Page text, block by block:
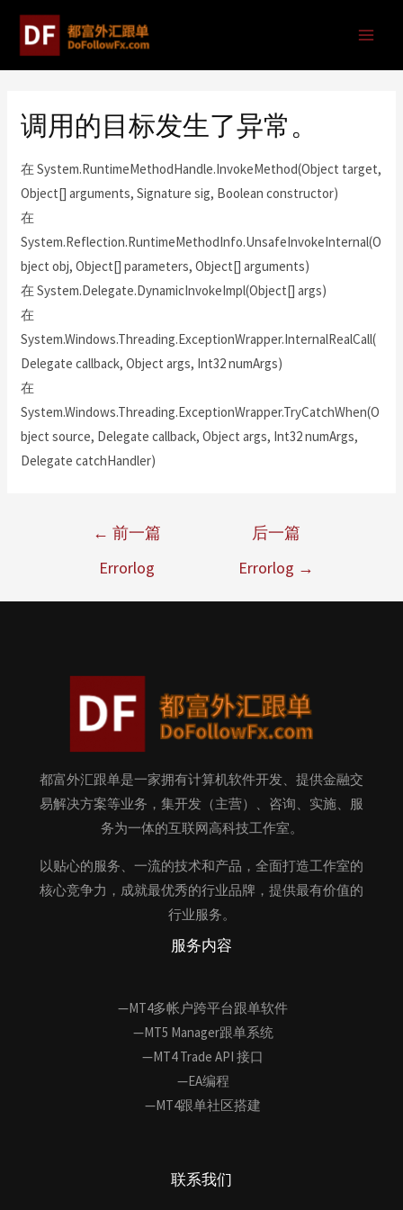
调用的目标发生了异常。
在 System.RuntimeMethodHandle.InvokeMethod(Object target,
Object[] arguments, Signature sig, Boolean constructor)
在
System.Reflection.RuntimeMethodInfo.UnsafeInvokeInternal(O
bject obj, Object[] parameters, Object[] arguments)
在 System.Delegate.DynamicInvokeImpl(Object[] args)
在
System.Windows.Threading.ExceptionWrapper.InternalRealCall(
Delegate callback, Object args, Int32 numArgs)
在
System.Windows.Threading.ExceptionWrapper.TryCatchWhen(O
bject source, Delegate callback, Object args, Int32 numArgs,
Delegate catchHandler)
← 前一篇
Errorlog
后一篇
Errorlog →
都富外汇跟单是一家拥有计算机软件开发、提供金融交
易解决方案等业务，集开发（主营）、咨询、实施、服
务为一体的互联网高科技工作室。
以贴心的服务、一流的技术和产品，全面打造工作室的
核心竞争力，成就最优秀的行业品牌，提供最有价值的
行业服务。
服务内容
—MT4多帐户跨平台跟单软件
—MT5 Manager跟单系统
—MT4 Trade API 接口
—EA编程
—MT4跟单社区搭建
联系我们